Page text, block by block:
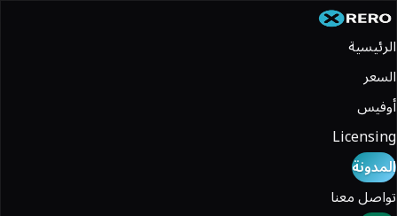
الرئيسية
السعر
أوفيس
Licensing
المدونة
تواصل معنا